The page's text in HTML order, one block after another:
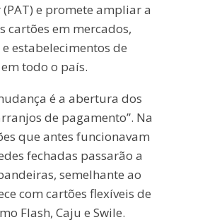
e promete ampliar a
cartões em mercados,
estabelecimentos de
todo o país.
é a abertura dos
de pagamento”. Na
que antes funcionavam
fechadas passarão a
semelhante ao
com cartões flexíveis de
Flash, Caju e Swile.